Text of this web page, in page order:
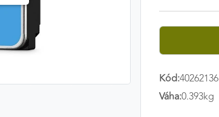
Kód:40262136
Váha:0.393kg